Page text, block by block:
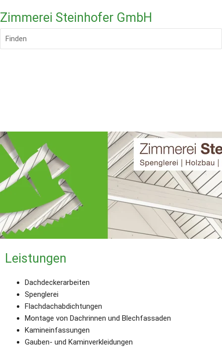
Zimmerei Steinhofer GmbH
Finden
Leistungen
Dachdeckerarbeiten
Spenglerei
Flachdachabdichtungen
Montage von Dachrinnen und Blechfassaden
Kamineinfassungen
Gauben- und Kaminverkleidungen